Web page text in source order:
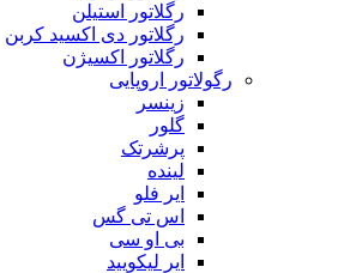
رگلاتور استیلن
رگلاتور دی اکسید کربن
رگلاتور اکسیژن
رگولاتور اروپایی
زینسر
گلور
پرشرتک
لینده
ایر فلو
اس تی گس
بی او سی
ایر لیکویید